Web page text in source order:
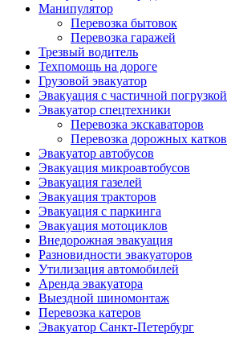
Манипулятор
Перевозка бытовок
Перевозка гаражей
Трезвый водитель
Техпомощь на дороге
Грузовой эвакуатор
Эвакуация с частичной погрузкой
Эвакуатор спецтехники
Перевозка экскаваторов
Перевозка дорожных катков
Эвакуатор автобусов
Эвакуация микроавтобусов
Эвакуация газелей
Эвакуация тракторов
Эвакуация с паркинга
Эвакуация мотоциклов
Внедорожная эвакуация
Разновидности эвакуаторов
Утилизация автомобилей
Аренда эвакуатора
Выездной шиномонтаж
Перевозка катеров
Эвакуатор Санкт-Петербург